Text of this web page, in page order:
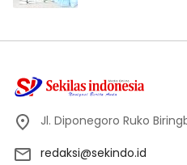
Jl. Diponegoro Ruko
redaksi@sekindo.id